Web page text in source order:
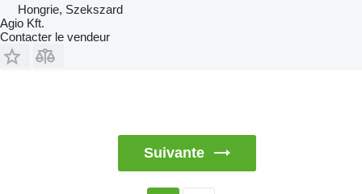
Hongrie, Szekszard
Agio Kft.
Contacter le vendeur
Suivante